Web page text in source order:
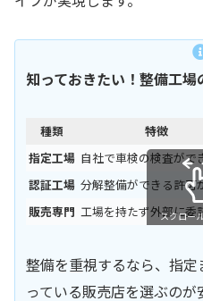
知っておきたい！整備工場
種類 特徴
指定工場 自社で車検の検査がで
認証工場 分解整備ができる許可
販売専門 工場を持たず外部に委
スクロー
整備を重視するなら、指
っている販売店を選ぶのが